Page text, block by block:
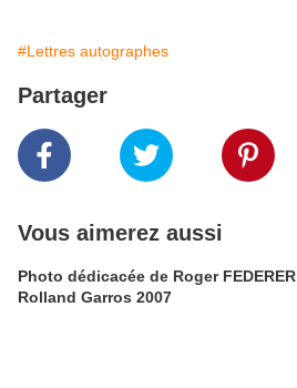
#Lettres autographes
Partager
Vous aimerez aussi
Photo dédicacée de Roger FEDERER -
Rolland Garros 2007